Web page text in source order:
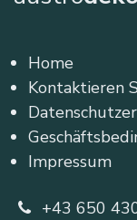
Home
Kontaktieren
Impressum
+43 650